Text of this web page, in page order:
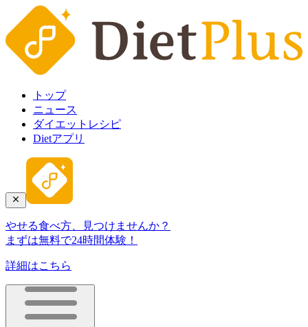
トップ
ニュース
ダイエットレシピ
Dietアプリ
やせる食べ方、見つけませんか？
まずは無料で24時間体験！
詳細はこちら